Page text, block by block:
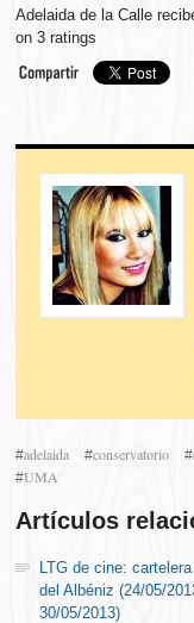
Adelaida de la Calle
on3 ratings
#adelaida #conservatorio #
#UMA
Artículos
LTG de cine:
del Albéniz (24/05/
30/05/2013)